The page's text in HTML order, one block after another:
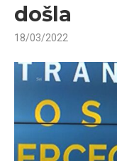
došla
18/03/2022